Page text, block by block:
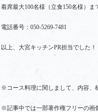
着席最大100名様（立食150名様）ま
電話番号：050-5269-7481
以上、大宮キッチンPR担当でした！
※コース料理に関しまして、内容、
※記事中では一部著作権フリーの画